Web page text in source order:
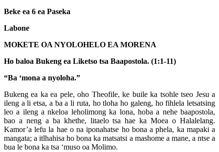
Beke ea 6 ea Paseka
Labone
MOKETE OA NYOLOHELO EA MORENA
Ho baloa Bukeng ea Liketso tsa Baapostola. (1:1-11)
“Ba ‘mona a nyoloha.”
Bukeng ea ka ea pele, oho Theofile, ke buile ka tsohle tseo Jesu a
ileng a li etsa, a ba a li ruta, ho tloha ho galeng, ho fihlela letsatsing
leo a ileng a nkeloa leholimong ka lona, hoba a nehe baapostola,
bao a neng a ba khethe, litaelo tsa hae ka Moea o Halalelang.
Kamor’a lefu la hae o na iponahatse ho bona a phela, ka mapaki a
mangata; a itlhahisa ho bona ka matsatsi a mashome a mane, a ntse a
bua le bona ka tsa ‘muso oa Molimo.